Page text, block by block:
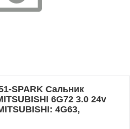
SPARK Сальник
6G72 3.0 24v
4G63,